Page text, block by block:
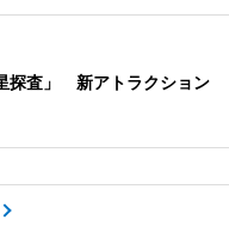
探査」 新アトラクション